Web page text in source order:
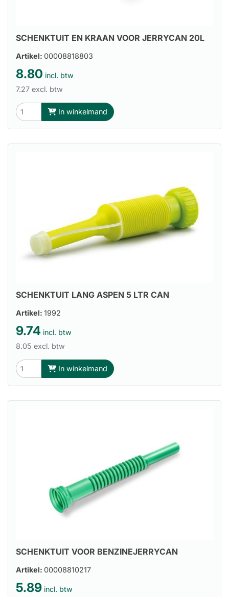
SCHENKTUIT EN KRAAN VOOR JERRYCAN 20L
Artikel: 00008818803
8.80 incl. btw
7.27 excl. btw
In winkelmand
SCHENKTUIT LANG ASPEN 5 LTR CAN
Artikel: 1992
9.74 incl. btw
8.05 excl. btw
In winkelmand
SCHENKTUIT VOOR BENZINEJERRYCAN
Artikel: 00008810217
5.89 incl. btw